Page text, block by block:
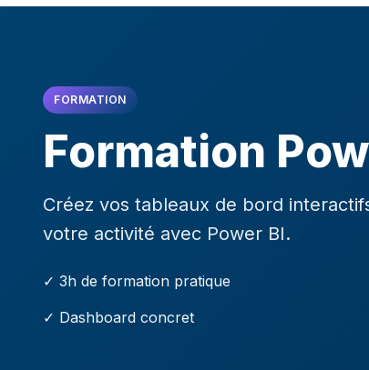
FORMATION
Formation
Créez vos tableaux de bord
votre activité avec Power BI.
✓ 3h de formation pratique
✓ Dashboard concret